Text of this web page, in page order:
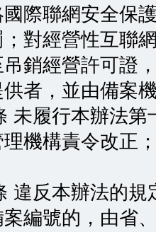
際聯網安全保
對經營性互聯
銷經營許可證
者，並由備案
履行本辦法第
機構責令改正
反本辦法的規
編號的，由省